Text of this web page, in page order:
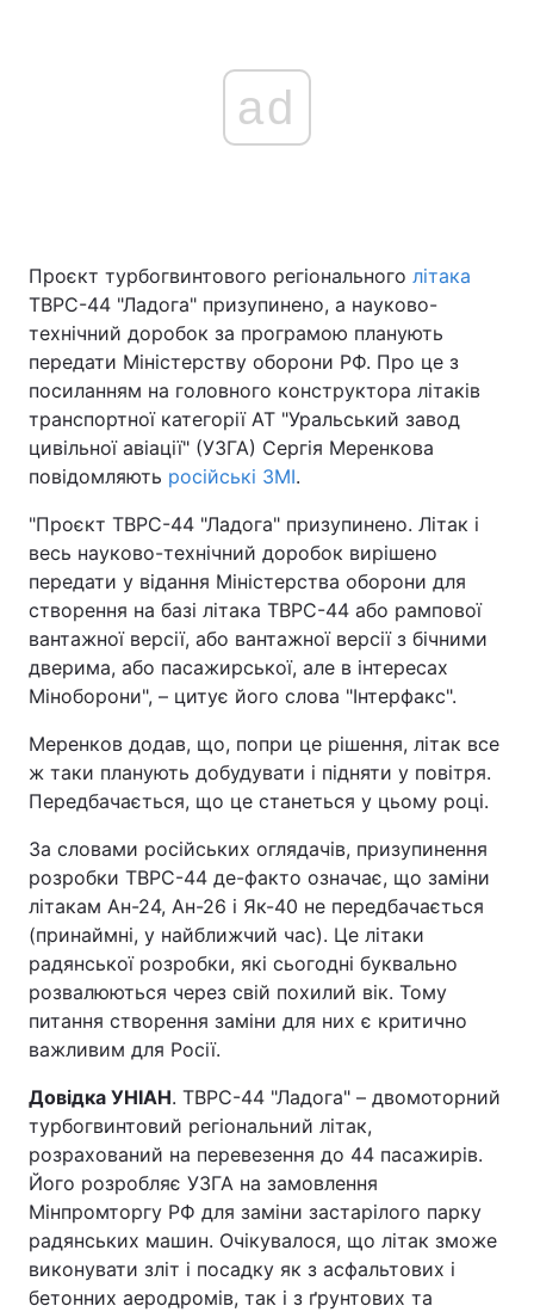
ad
Проєкт турбогвинтового регіонального літака
ТВРС-44 "Ладога" призупинено, а науково-
технічний доробок за програмою планують
передати Міністерству оборони РФ. Про це з
посиланням на головного конструктора літаків
транспортної категорії АТ "Уральський завод
цивільної авіації" (УЗГА) Сергія Меренкова
повідомляють російські ЗМІ.
"Проєкт ТВРС-44 "Ладога" призупинено. Літак і
весь науково-технічний доробок вирішено
передати у відання Міністерства оборони для
створення на базі літака ТВРС-44 або рампової
вантажної версії, або вантажної версії з бічними
дверима, або пасажирської, але в інтересах
Міноборони", – цитує його слова "Інтерфакс".
Меренков додав, що, попри це рішення, літак все
ж таки планують добудувати і підняти у повітря.
Передбачається, що це станеться у цьому році.
За словами російських оглядачів, призупинення
розробки ТВРС-44 де-факто означає, що заміни
літакам Ан-24, Ан-26 і Як-40 не передбачається
(принаймні, у найближчий час). Це літаки
радянської розробки, які сьогодні буквально
розвалюються через свій похилий вік. Тому
питання створення заміни для них є критично
важливим для Росії.
Довідка УНІАН. ТВРС-44 "Ладога" – двомоторний
турбогвинтовий регіональний літак,
розрахований на перевезення до 44 пасажирів.
Його розробляє УЗГА на замовлення
Мінпромторгу РФ для заміни застарілого парку
радянських машин. Очікувалося, що літак зможе
виконувати зліт і посадку як з асфальтових і
бетонних аеродромів, так і з ґрунтових та